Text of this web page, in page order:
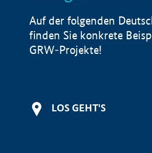
Auf der folgenden
finden Sie konkrete
GRW-Projekte!
LOS GEHT'S